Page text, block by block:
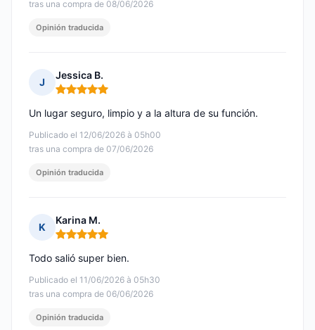
tras una compra de 08/06/2026
Opinión traducida
J
Jessica B.
Nota: 5 de 5
Publicado el 12/06/2026 à 05h00
tras una compra de 07/06/2026
Un lugar seguro, limpio y a la altura de su función.
Opinión traducida
K
Karina M.
Nota: 5 de 5
Publicado el 11/06/2026 à 05h30
tras una compra de 06/06/2026
Todo salió super bien.
Opinión traducida